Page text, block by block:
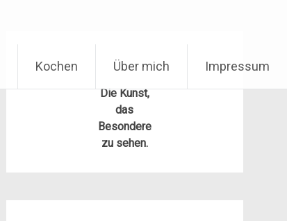
Kochen Über mich Impressum
Die Kunst,
das
Besondere
zu sehen.